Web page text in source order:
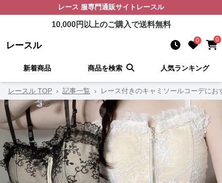
レース 服専門通販サイト レースル
10,000円以上のご購入で送料無料
レースル 0 0
新着商品 商品を検索 人気ランキング
レースル TOP › 記事一覧 › レース付きのキャミソールコーデに